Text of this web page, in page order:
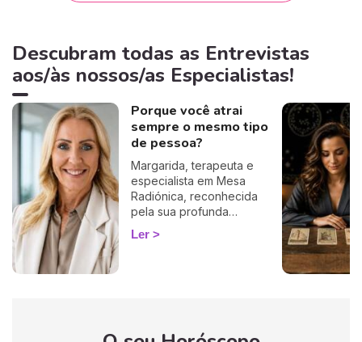
Descubram todas as Entrevistas
aos/às nossos/as Especialistas!
Porque você atrai
sempre o mesmo tipo
de pessoa?
Margarida, terapeuta e
especialista em Mesa
Radiónica, reconhecida
pela sua profunda
compreensão dos
bloqueios emocionais e
mesmo tipo de parceiro e
Ler